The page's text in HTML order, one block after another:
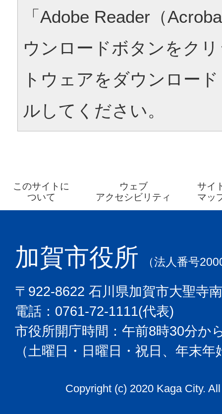
「Adobe Reader（
ウンロードボタンをク
トウェアをダウンロー
ルしてください。
このサイトに
ついて
ウェブ
アクセシビリティ
サイ
マッ
加賀市役所 （法人番号
〒922-8622 石川県加賀市大聖寺
電話：0761-72-1111(代表)
市役所開庁時間：午前8時30分か
（土曜日・日曜日・祝日、年末
Copyright (c) 2020 Kaga City.